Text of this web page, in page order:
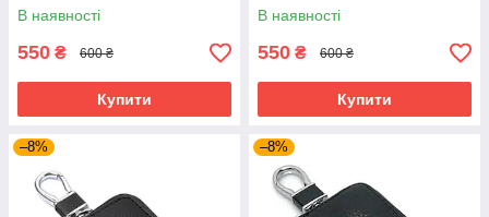
В наявності
550 ₴ 600 ₴
Купити
В наявності
550 ₴ 600 ₴
Купити
–8% –8%